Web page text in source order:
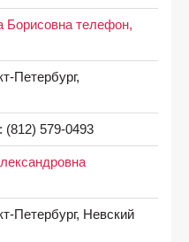
Борисовна телефон,
Петербург,
(812) 579-0493
Петербург, Невский